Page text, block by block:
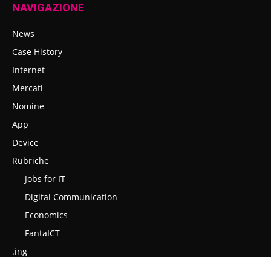
NAVIGAZIONE
News
Case History
Internet
Mercati
Nomine
App
Device
Rubriche
Jobs for IT
Digital Communication
Economics
FantaICT
.ing